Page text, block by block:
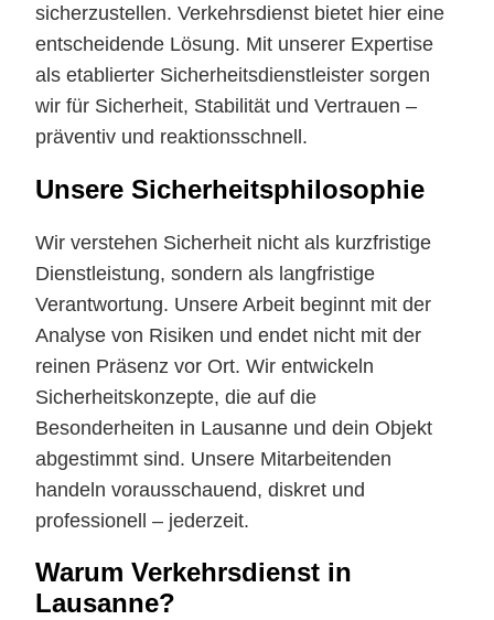
sicherzustellen. Verkehrsdienst bietet hier eine
entscheidende Lösung. Mit unserer Expertise
als etablierter Sicherheitsdienstleister sorgen
wir für Sicherheit, Stabilität und Vertrauen –
präventiv und reaktionsschnell.
Unsere Sicherheitsphilosophie
Wir verstehen Sicherheit nicht als kurzfristige
Dienstleistung, sondern als langfristige
Verantwortung. Unsere Arbeit beginnt mit der
Analyse von Risiken und endet nicht mit der
reinen Präsenz vor Ort. Wir entwickeln
Sicherheitskonzepte, die auf die
Besonderheiten in Lausanne und dein Objekt
abgestimmt sind. Unsere Mitarbeitenden
handeln vorausschauend, diskret und
professionell – jederzeit.
Warum Verkehrsdienst in
Lausanne?